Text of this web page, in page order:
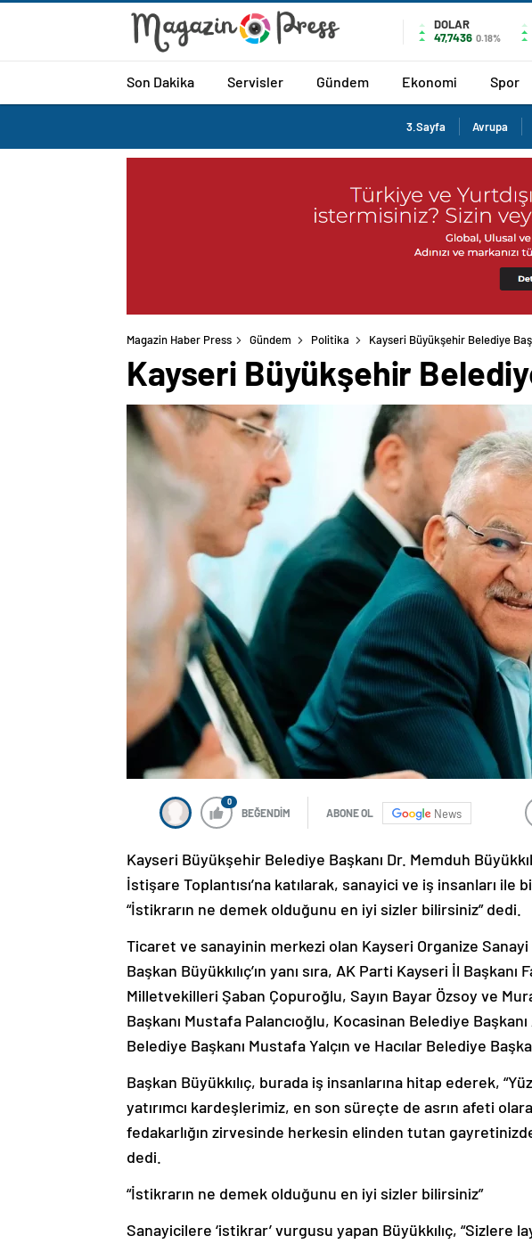
DOLAR
47,7436 0.18%
Son Dakika Servisler Gündem Ekonomi Spor
3.Sayfa Avrupa
Magazin Haber Press Gündem Politika Kayseri Büyükşehir Belediye
Kayseri Büyükşehir
0
BEĞENDİM ABONE OL News
Kayseri Büyükşehir Belediye Başkanı Dr. Memduh
İstişare Toplantısı’na katılarak, sanayici ve iş insanları ile
“İstikrarın ne demek olduğunu en iyi sizler bilirsiniz” dedi.
Ticaret ve sanayinin merkezi olan Kayseri Organize
Başkan Büyükkılıç’ın yanı sıra, AK Parti Kayseri İl
Milletvekilleri Şaban Çopuroğlu, Sayın Bayar Özsoy ve
Başkanı Mustafa Palancıoğlu, Kocasinan Belediye
Belediye Başkanı Mustafa Yalçın ve Hacılar Belediye
Başkan Büyükkılıç, burada iş insanlarına hitap ederek,
yatırımcı kardeşlerimiz, en son süreçte de asrın afeti
fedakarlığın zirvesinde herkesin elinden tutan
dedi.
“İstikrarın ne demek olduğunu en iyi sizler bilirsiniz”
Sanayicilere ‘istikrar’ vurgusu yapan Büyükkılıç, “Sizlere